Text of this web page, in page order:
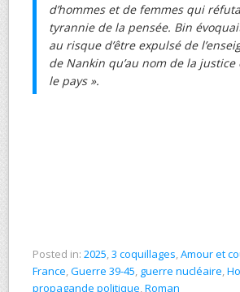
d’hommes et de femmes qui
tyrannie de la pensée. Bin
au risque d’être expulsé de
de Nankin qu’au nom de la
le pays ».
Posted in: 2025,3 coquillages,Amour et
France,Guerre 39-45, guerre nucléaire,
propagande politique,Roman